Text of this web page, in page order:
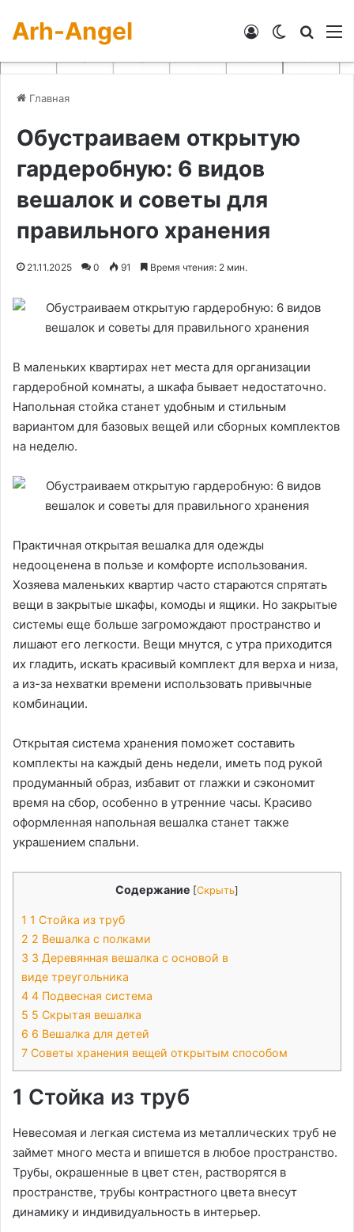
Arh-Angel Switch skin
Войти
Главная
Обустраиваем открытую
гардеробную: 6 видов
вешалок и советы для
правильного хранения
21.11.2025 0 91 Время чтения: 2 мин.
В маленьких квартирах нет места для организации
гардеробной комнаты, а шкафа бывает недостаточно.
Напольная стойка станет удобным и стильным
вариантом для базовых вещей или сборных комплектов
на неделю.
Практичная открытая вешалка для одежды
недооценена в пользе и комфорте использования.
Хозяева маленьких квартир часто стараются спрятать
вещи в закрытые шкафы, комоды и ящики. Но закрытые
системы еще больше загромождают пространство и
лишают его легкости. Вещи мнутся, с утра приходится
их гладить, искать красивый комплект для верха и низа,
а из-за нехватки времени использовать привычные
комбинации.
Открытая система хранения поможет составить
комплекты на каждый день недели, иметь под рукой
продуманный образ, избавит от глажки и сэкономит
время на сбор, особенно в утренние часы. Красиво
оформленная напольная вешалка станет также
украшением спальни.
Содержание [Скрыть]
1 1 Стойка из труб
2 2 Вешалка с полками
3 3 Деревянная вешалка с основой в
виде треугольника
4 4 Подвесная система
5 5 Скрытая вешалка
6 6 Вешалка для детей
7 Советы хранения вещей открытым способом
1 Стойка из труб
Невесомая и легкая система из металлических труб не
займет много места и впишется в любое пространство.
Трубы, окрашенные в цвет стен, растворятся в
пространстве, трубы контрастного цвета внесут
динамику и индивидуальность в интерьер.